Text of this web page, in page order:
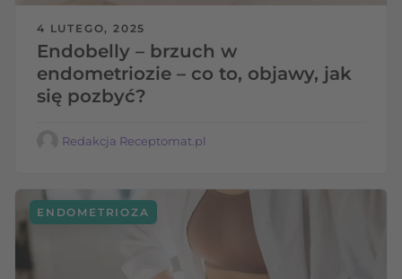
4 LUTEGO, 2025
Endobelly – brzuch w
endometriozie – co to, objawy, jak
się pozbyć?
Redakcja Receptomat.pl
ENDOMETRIOZA